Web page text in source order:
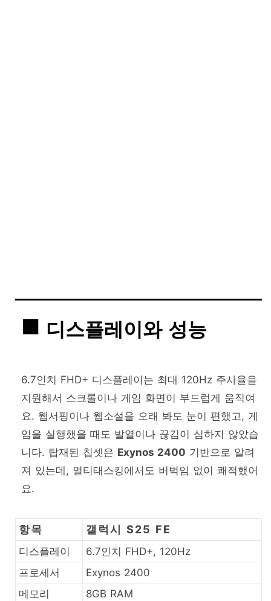
디스플레이와 성능
6.7인치 FHD+ 디스플레이는 최대 120Hz 주사율을
지원해서 스크롤이나 게임 화면이 부드럽게 움직여
요. 웹서핑이나 웹소설을 오래 봐도 눈이 편했고, 게
임을 실행했을 때도 발열이나 끊김이 심하지 않았습
니다. 탑재된 칩셋은 Exynos 2400 기반으로 알려
져 있는데, 멀티태스킹에서도 버벅임 없이 쾌적했어
요.
항목 갤럭시 S25 FE
디스플레이
6.7인치 FHD+, 120Hz
프로세서
Exynos 2400
메모리
8GB RAM